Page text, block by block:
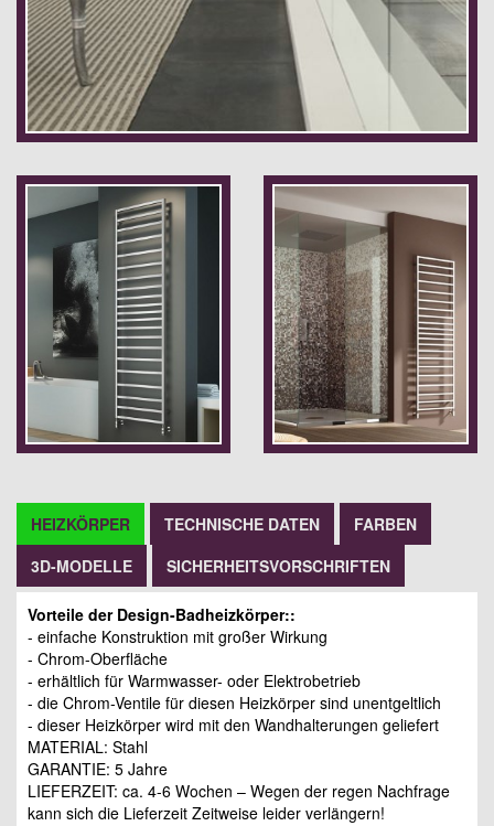
HEIZKÖRPER TECHNISCHE DATEN
FARBEN
3D-MODELLE
SICHERHEITSVORSCHRIFTEN
Vorteile der Design-Badheizkörper::
- einfache Konstruktion mit großer Wirkung
- Chrom-Oberfläche
- erhältlich für Warmwasser- oder Elektrobetrieb
- die Chrom-Ventile für diesen Heizkörper sind unentgeltlich
- dieser Heizkörper wird mit den Wandhalterungen geliefert
MATERIAL: Stahl
GARANTIE: 5 Jahre
LIEFERZEIT: ca. 4-6 Wochen – Wegen der regen Nachfrage
kann sich die Lieferzeit Zeitweise leider verlängern!